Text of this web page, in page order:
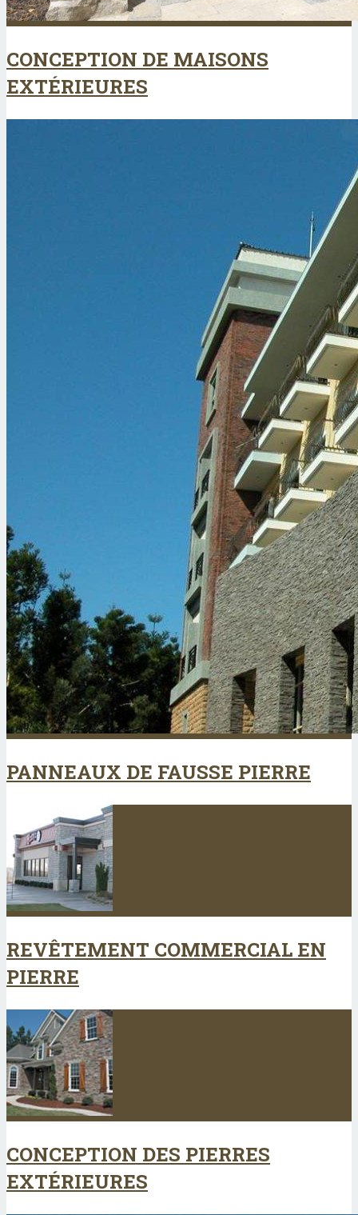
CONCEPTION DE MAISONS
EXTÉRIEURES
PANNEAUX DE FAUSSE PIERRE
REVÊTEMENT COMMERCIAL EN
PIERRE
CONCEPTION DES PIERRES
EXTÉRIEURES